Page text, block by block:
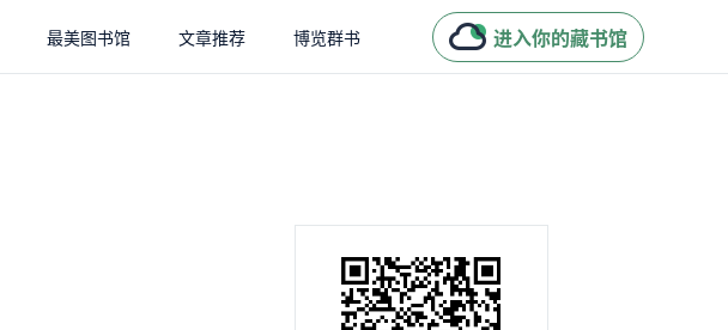
最美图书馆 文章推荐 博览群书 进入你的藏书馆